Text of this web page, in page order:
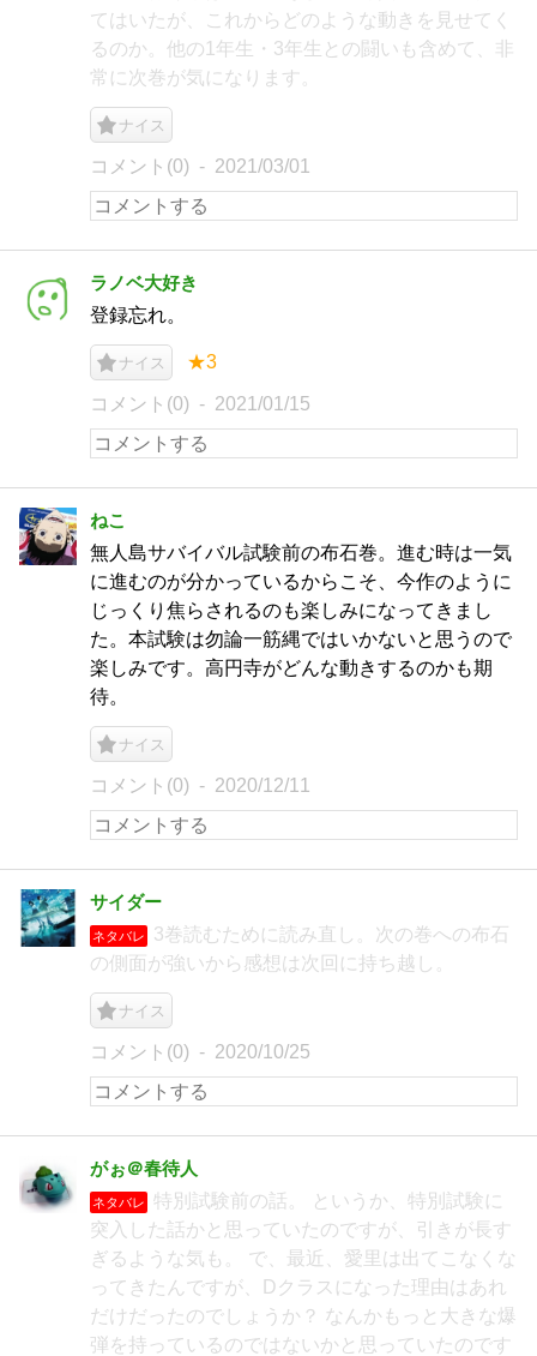
てはいたが、これからどのような動きを見せてく
るのか。他の1年生・3年生との闘いも含めて、非
常に次巻が気になります。
ナイス
コメント(0) 2021/03/01
ラノベ大好き
登録忘れ。
ナイス ★3
コメント(0) 2021/01/15
ねこ
無人島サバイバル試験前の布石巻。進む時は一気
に進むのが分かっているからこそ、今作のように
じっくり焦らされるのも楽しみになってきまし
た。本試験は勿論一筋縄ではいかないと思うので
楽しみです。高円寺がどんな動きするのかも期
待。
ナイス
コメント(0) 2020/12/11
サイダー
ネタバレ
3巻読むために読み直し。次の巻への布石
の側面が強いから感想は次回に持ち越し。
ナイス
コメント(0) 2020/10/25
がぉ＠春待人
ネタバレ
特別試験前の話。 というか、特別試験に
突入した話かと思っていたのですが、引きが長す
ぎるような気も。 で、最近、愛里は出てこなくな
ってきたんですが、Dクラスになった理由はあれ
だけだったのでしょうか？ なんかもっと大きな爆
弾を持っているのではないかと思っていたのです